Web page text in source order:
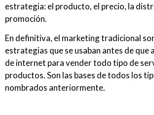
estrategia: el producto, el precio, la
promoción.
En definitiva, el marketing tradicional
estrategias que se usaban antes de que
de internet para vender todo tipo de
productos. Son las bases de todos los
nombrados anteriormente.